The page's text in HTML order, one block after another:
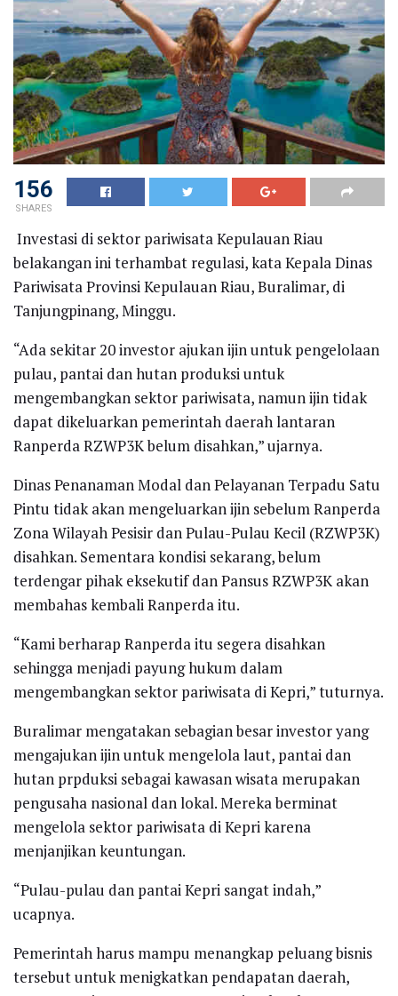
156
SHARES
Investasi di sektor pariwisata Kepulauan Riau
belakangan ini terhambat regulasi, kata Kepala Dinas
Pariwisata Provinsi Kepulauan Riau, Buralimar, di
Tanjungpinang, Minggu.
“Ada sekitar 20 investor ajukan ijin untuk pengelolaan
pulau, pantai dan hutan produksi untuk
mengembangkan sektor pariwisata, namun ijin tidak
dapat dikeluarkan pemerintah daerah lantaran
Ranperda RZWP3K belum disahkan,” ujarnya.
Dinas Penanaman Modal dan Pelayanan Terpadu Satu
Pintu tidak akan mengeluarkan ijin sebelum Ranperda
Zona Wilayah Pesisir dan Pulau-Pulau Kecil (RZWP3K)
disahkan. Sementara kondisi sekarang, belum
terdengar pihak eksekutif dan Pansus RZWP3K akan
membahas kembali Ranperda itu.
“Kami berharap Ranperda itu segera disahkan
sehingga menjadi payung hukum dalam
mengembangkan sektor pariwisata di Kepri,” tuturnya.
Buralimar mengatakan sebagian besar investor yang
mengajukan ijin untuk mengelola laut, pantai dan
hutan prpduksi sebagai kawasan wisata merupakan
pengusaha nasional dan lokal. Mereka berminat
mengelola sektor pariwisata di Kepri karena
menjanjikan keuntungan.
“Pulau-pulau dan pantai Kepri sangat indah,”
ucapnya.
Pemerintah harus mampu menangkap peluang bisnis
tersebut untuk menigkatkan pendapatan daerah,